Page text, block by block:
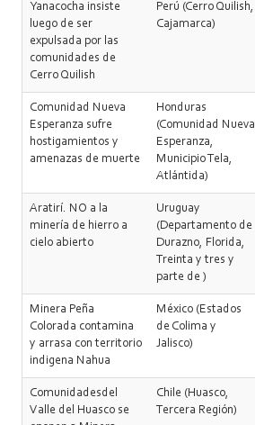
Yanacocha insiste
luego de ser
expulsada por las
comunidades de
Cerro Quilish
Perú (Cerro Quilish,
Cajamarca)
Comunidad Nueva
Esperanza sufre
hostigamientos y
amenazas de muerte
Honduras
(Comunidad Nueva
Esperanza,
Municipio Tela,
Atlántida)
Aratirí. NO a la
minería de hierro a
cielo abierto
Uruguay
(Departamento de
Durazno, Florida,
Treinta y tres y
parte de )
Minera Peña
Colorada contamina
y arrasa con territorio
indigena Nahua
México (Estados
de Colima y
Jalisco)
Comunidadesdel
Valle del Huasco se
Chile (Huasco,
Tercera Región)